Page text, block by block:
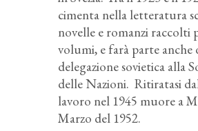
cimenta nella letteratura
novelle e romanzi raccolti
volumi, e farà parte anche
delegazione sovietica alla
delle Nazioni. Ritiratasi
lavoro nel 1945 muore a
Marzo del 1952.